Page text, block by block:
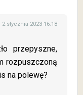
2 stycznia 2023 16:18
przepyszne,
rozpuszczoną
na polewę?